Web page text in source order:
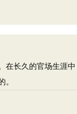
长久的官场生涯
。